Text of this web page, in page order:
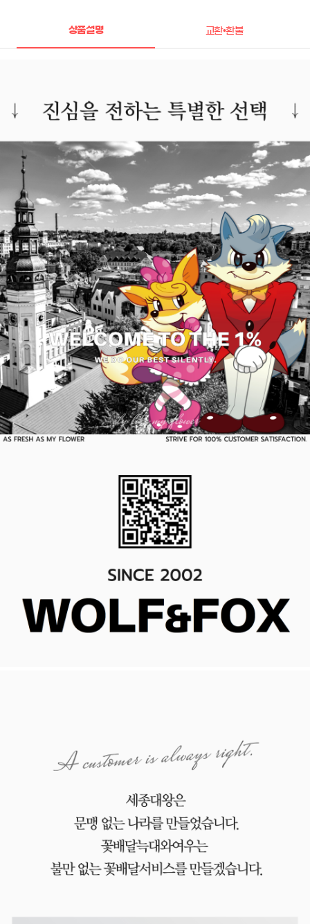
상품설명 교환•환불